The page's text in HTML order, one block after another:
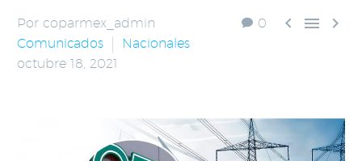
0   
Por coparmex_admin
Comunicados
Nacionales
octubre 18, 2021